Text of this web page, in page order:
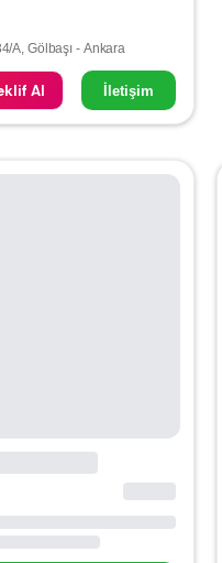
A, Gölbaşı - Ankara
Al İletişim